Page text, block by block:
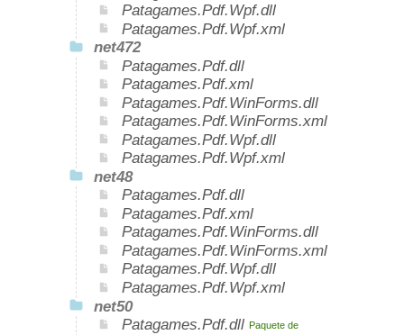
Patagames.Pdf.Wpf.dll
Patagames.Pdf.Wpf.xml
net472
Patagames.Pdf.dll
Patagames.Pdf.xml
Patagames.Pdf.WinForms.dll
Patagames.Pdf.WinForms.xml
Patagames.Pdf.Wpf.dll
Patagames.Pdf.Wpf.xml
net48
Patagames.Pdf.dll
Patagames.Pdf.xml
Patagames.Pdf.WinForms.dll
Patagames.Pdf.WinForms.xml
Patagames.Pdf.Wpf.dll
Patagames.Pdf.Wpf.xml
net50
Patagames.Pdf.dll Paquete de